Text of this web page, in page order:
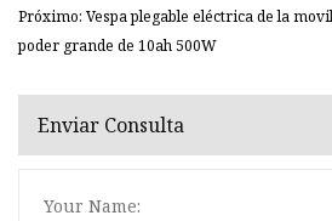
Próximo: Vespa plegable eléctrica de la
poder grande de 10ah 500W
Enviar Consulta